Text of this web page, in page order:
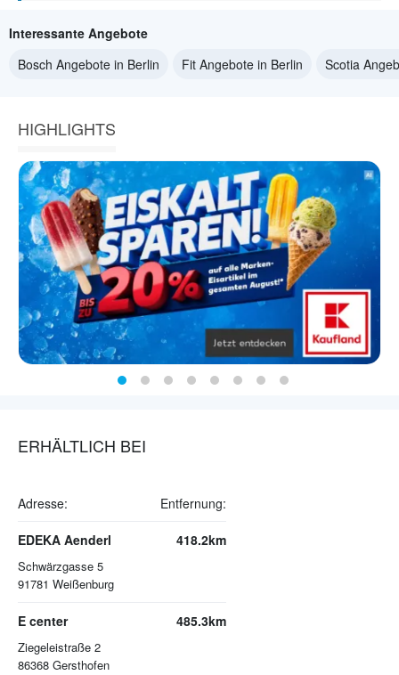
Interessante Angebote
Bosch Angebote in Berlin
Fit Angebote in Berlin Scotia
HIGHLIGHTS
ERHÄLTLICH BEI
Adresse: Entfernung:
EDEKA Aenderl
Schwärzgasse 5
91781 Weißenburg
418.2km
E center
Ziegeleistraße 2
86368 Gersthofen
485.3km